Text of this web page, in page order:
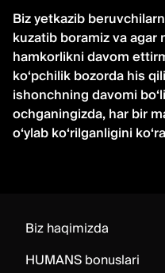
Biz yetkazib
kuzatib boramiz va
hamkorlikni davom
ko‘pchilik bozorda his
ishonchning davomi
ochganingizda, har bir
o‘ylab ko‘rilganligini
Biz haqimizda
HUMANS bonuslari